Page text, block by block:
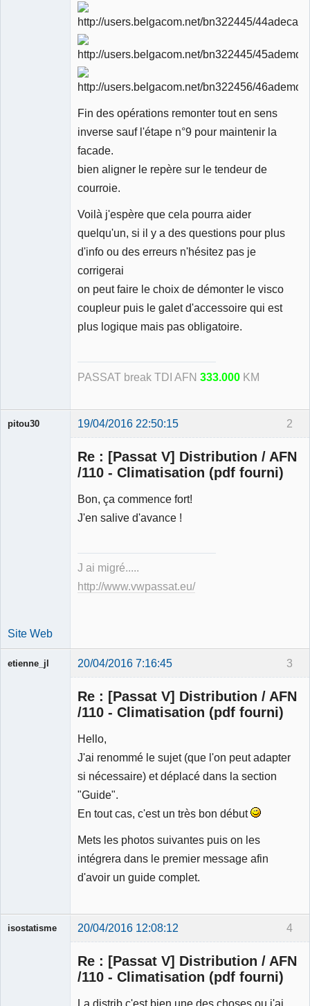
Fin des opérations remonter tout en sens
inverse sauf l'étape n°9 pour maintenir la
facade.
bien aligner le repère sur le tendeur de
courroie.
Voilà j'espère que cela pourra aider
quelqu'un, si il y a des questions pour plus
d'info ou des erreurs n'hésitez pas je
corrigerai
on peut faire le choix de démonter le visco
coupleur puis le galet d'accessoire qui est
plus logique mais pas obligatoire.
PASSAT break TDI AFN 333.000 KM
2
pitou30 19/04/2016 22:50:15
Re : [Passat V] Distribution / AFN
/110 - Climatisation (pdf fourni)
Bon, ça commence fort!
J'en salive d'avance !
J ai migré.....
http://www.vwpassat.eu/
Site Web
3
etienne_jl 20/04/2016 7:16:45
Re : [Passat V] Distribution / AFN
/110 - Climatisation (pdf fourni)
Hello,
J'ai renommé le sujet (que l'on peut adapter
si nécessaire) et déplacé dans la section
"Guide".
En tout cas, c'est un très bon début
Mets les photos suivantes puis on les
intégrera dans le premier message afin
d'avoir un guide complet.
4
isostatisme 20/04/2016 12:08:12
Re : [Passat V] Distribution / AFN
/110 - Climatisation (pdf fourni)
La distrib c'est bien une des choses ou j'ai